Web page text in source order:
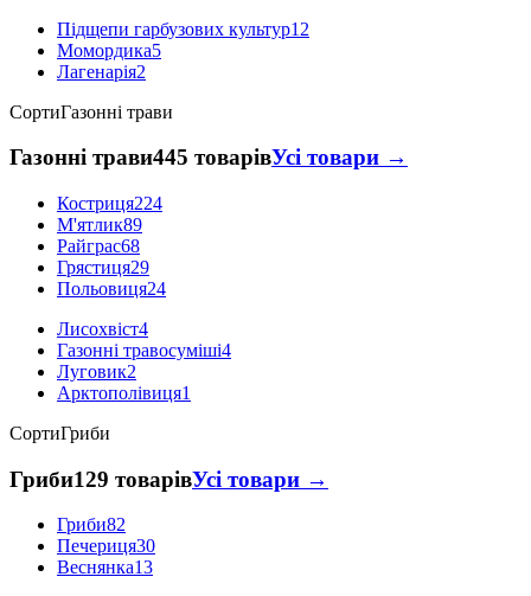
Підщепи гарбузових культур12
Момордика5
Лагенарія2
СортиГазонні трави
Газонні трави445 товарівУсі товари →
Костриця224
М'ятлик89
Райграс68
Грястиця29
Польовиця24
Лисохвіст4
Газонні травосуміші4
Луговик2
Арктополівиця1
СортиГриби
Гриби129 товарівУсі товари →
Гриби82
Печериця30
Веснянка13